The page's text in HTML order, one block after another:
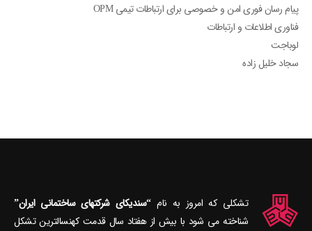
پیام رسان فوری امن و خصوصی برای ارتباطات تیمی OPM
فناوری اطلاعات و ارتباطات
لوباجت
سجاد خلیل زاده
تشکلی که امروز به نام“سندیکای شرکتهای ساختمانی ایران”
شناخته می‎ شود با بیش از هفتاد سال قدمت کهنسال‎ترین تشکل